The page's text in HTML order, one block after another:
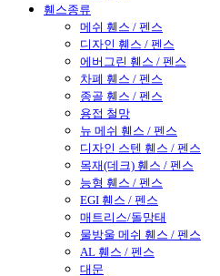
휀스종류
메쉬 휀스 / 펜스
디자인 휀스 / 펜스
에버그린 휀스 / 펜스
차폐 휀스 / 펜스
종골 휀스 / 펜스
용접 철망
뉴 메쉬 휀스 / 펜스
디자인 스텐 휀스 / 펜스
목재(데크) 휀스 / 펜스
능형 휀스 / 펜스
EGI 휀스 / 펜스
매트리스/돌망태
물방울 메쉬 휀스 / 펜스
AL 휀스 / 펜스
대문